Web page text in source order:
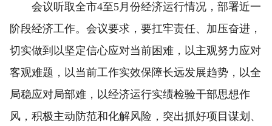
会议听取全市4至5月份经济运行情况，部署近一
阶段经济工作。会议要求，要扛牢责任、加压奋进，
切实做到以坚定信心应对当前困难，以主观努力应对
客观难题，以当前工作实效保障长远发展趋势，以全
局稳应对局部难，以经济运行实绩检验干部思想作
风，积极主动防范和化解风险，突出抓好项目谋划、